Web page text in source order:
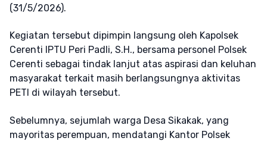
(31/5/2026).
Kegiatan tersebut dipimpin langsung oleh Kapolsek
Cerenti IPTU Peri Padli, S.H., bersama personel Polsek
Cerenti sebagai tindak lanjut atas aspirasi dan keluhan
masyarakat terkait masih berlangsungnya aktivitas
PETI di wilayah tersebut.
Sebelumnya, sejumlah warga Desa Sikakak, yang
mayoritas perempuan, mendatangi Kantor Polsek